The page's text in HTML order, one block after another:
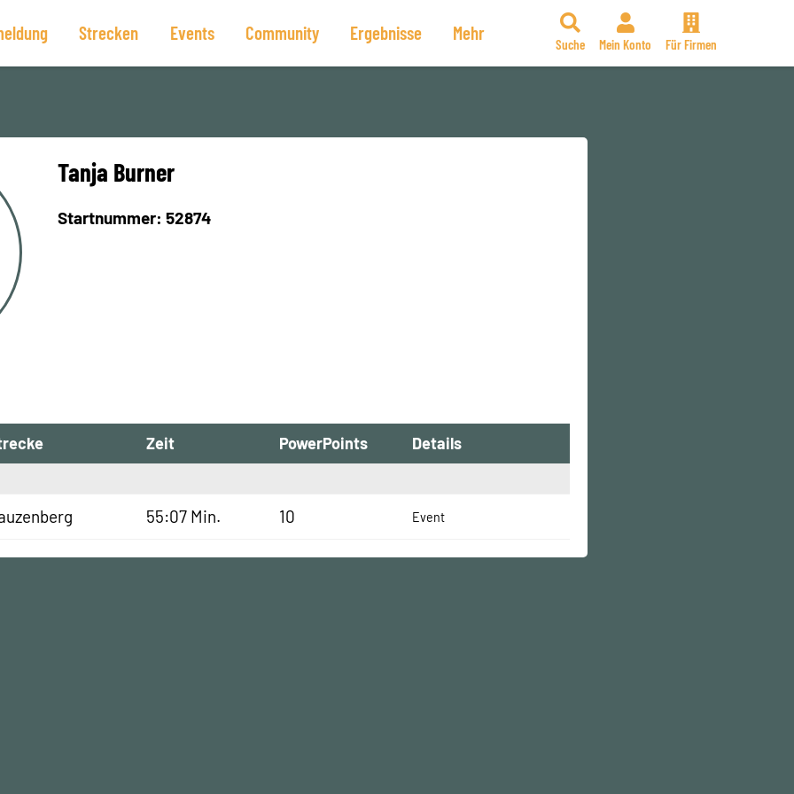
Strecken Events Community Ergebnisse Mehr
Suche Mein Konto Für Firmen
Tanja Burner
Startnummer: 52874
Zeit PowerPoints Details
55:07 Min. 10 Event